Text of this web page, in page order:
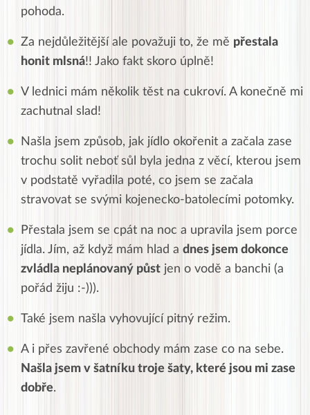
pohoda.
Za nejdůležitější ale považuji to, že mě přestala
honit mlsná!! Jako fakt skoro úplně!
V lednici mám několik těst na cukroví. A konečně mi
zachutnal slad!
Našla jsem způsob, jak jídlo okořenit a začala zase
trochu solit neboť sůl byla jedna z věcí, kterou jsem
v podstatě vyřadila poté, co jsem se začala
stravovat se svými kojenecko-batolecími potomky.
Přestala jsem se cpát na noc a upravila jsem porce
jídla. Jím, až když mám hlad a dnes jsem dokonce
zvládla neplánovaný půst jen o vodě a banchi (a
pořád žiju :-))).
Také jsem našla vyhovující pitný režim.
A i přes zavřené obchody mám zase co na sebe.
Našla jsem v šatníku troje šaty, které jsou mi zase
dobře.